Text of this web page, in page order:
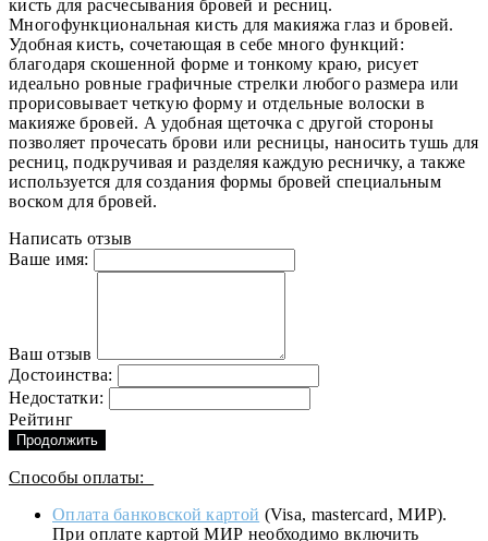
кисть для расчесывания бровей и ресниц.
Многофункциональная кисть для макияжа глаз и бровей.
Удобная кисть, сочетающая в себе много функций:
благодаря скошенной форме и тонкому краю, рисует
идеально ровные графичные стрелки любого размера или
прорисовывает четкую форму и отдельные волоски в
макияже бровей. А удобная щеточка с другой стороны
позволяет прочесать брови или ресницы, наносить тушь для
ресниц, подкручивая и разделяя каждую ресничку, а также
используется для создания формы бровей специальным
воском для бровей.
Написать отзыв
Ваше имя:
Ваш отзыв
Достоинства:
Недостатки:
Рейтинг
Продолжить
Способы оплаты:
Оплата банковской картой (Visa, mastercard, МИР).
При оплате картой МИР необходимо включить